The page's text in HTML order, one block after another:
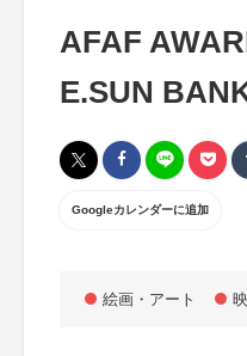
AFAF
E.SUN
Googleカレンダーに追加
絵画・アート